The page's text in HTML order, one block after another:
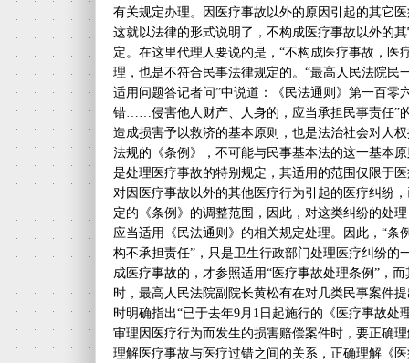
有关规定办理。因医疗事故以外的原因引起的其它
这就以法律的形式说明了，不构成医疗事故以外的
定。在这里代理人要说的是，“不构成医疗事故，医
理，也是不符合民事法律规定的。“最高人民法院民
适用问题答记者问”中说道：《民法通则》第一百零
错……侵害他人财产、人身的，应当承担民事责任”
造成损害予以救济的基本原则，也是法治社会对人
法规的《条例》，不可能与民事基本法的这一基本
是处理医疗事故的特别规定，其适用的范围仅限于
对因医疗事故以外的其他医疗行为引起的医疗纠纷
定的《条例》的调整范围，因此，对这类纠纷的处
应当适用《民法通则》的相关规定处理。因此，“条
构不承担责任”，只是卫生行政部门处理医疗纠纷的
成医疗事故的，才参照适用“医疗事故处理条例”，
时，最高人民法院副院长黄松有在对几类民事案件
时明确指出“已于去年9月1日起施行的《医疗事故处
审理因医疗行为而发生的损害赔偿案件时，要正确
理解医疗事故与医疗过错之间的关系，正确理解《